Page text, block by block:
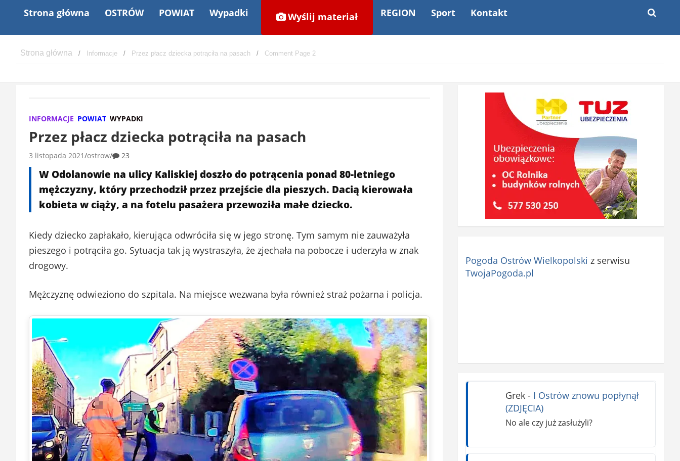
Strona główna OSTRÓW POWIAT Wypadki Wyślij materiał REGION Sport Kontakt
Informacje Przez płacz dziecka potrąciła na pasach Comment Page 2
INFORMACJE POWIAT WYPADKI
Przez płacz dziecka potrąciła na pasach
3 listopada 2021 ostrow 23
W Odolanowie na ulicy Kaliskiej doszło do potrącenia ponad 80-letniego
mężczyzny, który przechodził przez przejście dla pieszych. Dacią kierowała
kobieta w ciąży, a na fotelu pasażera przewoziła małe dziecko.
Kiedy dziecko zapłakało, kierująca odwróciła się w jego stronę. Tym samym nie zauważyła
pieszego i potrąciła go. Sytuacja tak ją wystraszyła, że zjechała na pobocze i uderzyła w znak
drogowy.
Mężczyznę odwieziono do szpitala. Na miejsce wezwana była również straż pożarna i policja.
Pogoda Ostrów Wielkopolski z serwisu
TwojaPogoda.pl
Grek- I Ostrów znowu popłynął
(ZDJĘCIA)
No ale czy już zasłużyli?